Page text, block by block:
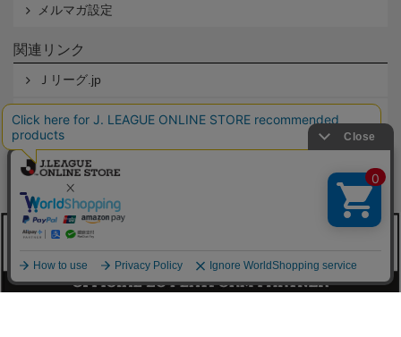
メルマガ設定
関連リンク
Ｊリーグ.jp
Ｊリーグチケット